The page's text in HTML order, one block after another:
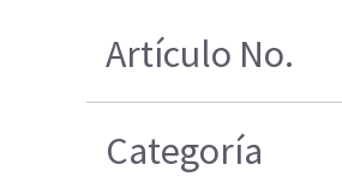
Artículo No.
Categoría